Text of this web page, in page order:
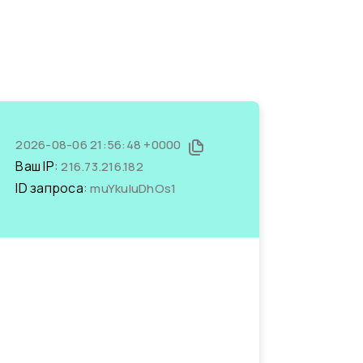
2026-08-06 21:56:48 +0000
Ваш IP:216.73.216.182
ID запроса:muYkuluDhOs1